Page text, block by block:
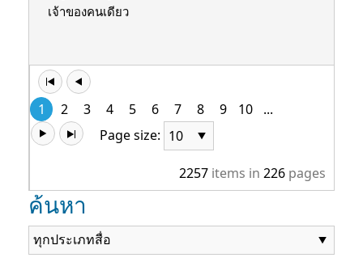
1 2 3 4 5 6 7 8 9 10
...
Page size:
2257 items in 226 pages
เจ้าของคนเดียว
ค้นหา